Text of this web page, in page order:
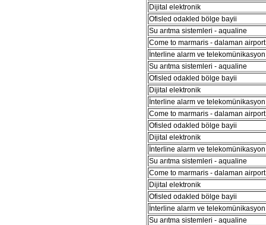
Dijital elektronik
Ofisled odakled bölge bayii
Su arıtma sistemleri - aqualine
Come to marmaris - dalaman
İnterline alarm ve
Su arıtma sistemleri - aqualine
Ofisled odakled bölge bayii
Dijital elektronik
İnterline alarm ve
Come to marmaris - dalaman
Ofisled odakled bölge bayii
Dijital elektronik
İnterline alarm ve
Su arıtma sistemleri - aqualine
Come to marmaris - dalaman
Dijital elektronik
Ofisled odakled bölge bayii
İnterline alarm ve
Su arıtma sistemleri - aqualine